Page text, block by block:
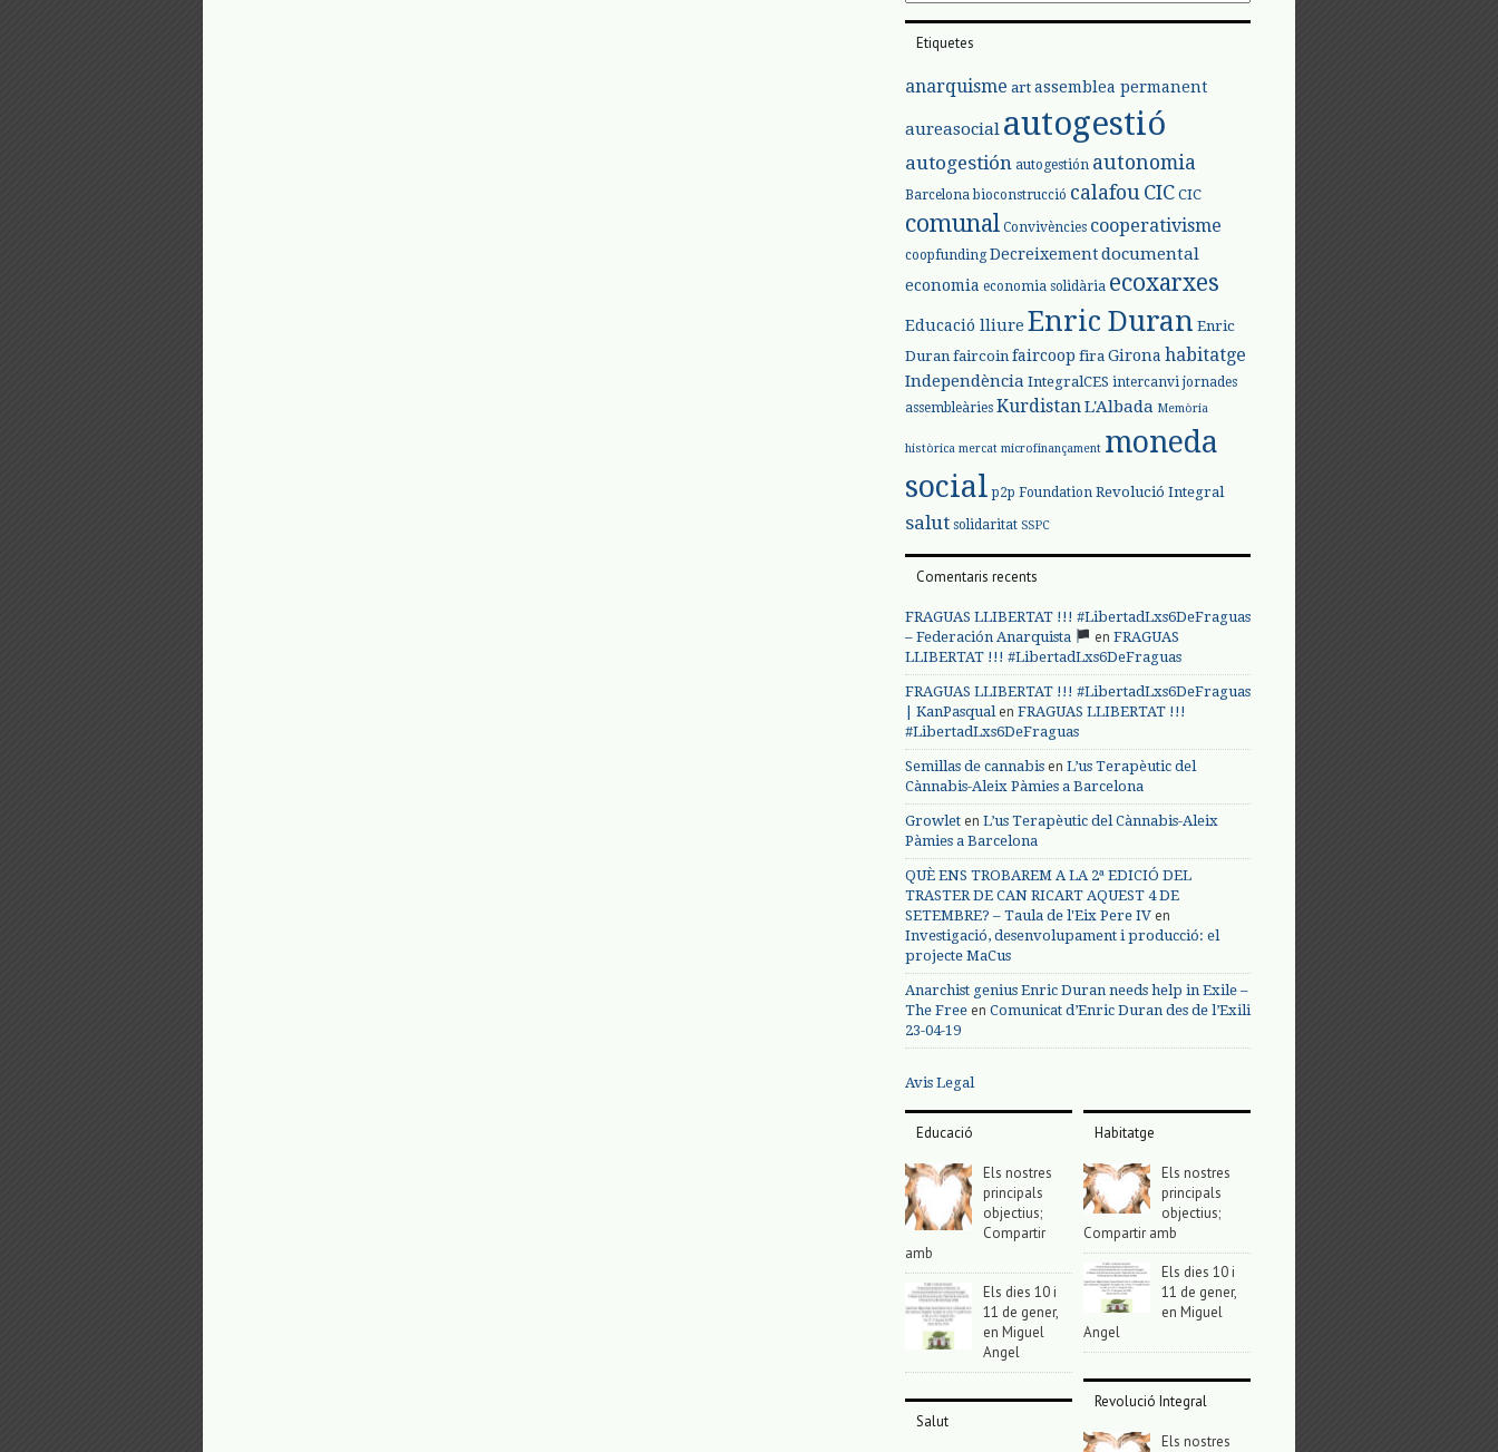
Etiquetes
anarquisme art assemblea permanent
aureasocial autogestió
autogestión autogestión autonomia
Barcelona bioconstrucció calafou CIC CIC
comunal Convivències cooperativisme
coopfunding Decreixementdocumental
economia economia solidària ecoxarxes
Educació lliure Enric Duran Enric
Duran faircoin faircoop fira Girona habitatge
Independència IntegralCES intercanvi jornades
assembleàries Kurdistan L'Albada Memòria
històrica mercat microfinançament moneda
social p2p Foundation Revolució Integral
salut solidaritat SSPC
Comentaris recents
FRAGUAS LLIBERTAT !!! #LibertadLxs6DeFraguas
– Federación Anarquista
en FRAGUAS
LLIBERTAT !!! #LibertadLxs6DeFraguas
FRAGUAS LLIBERTAT !!! #LibertadLxs6DeFraguas
| KanPasqualen FRAGUAS LLIBERTAT !!!
#LibertadLxs6DeFraguas
Semillas de cannabis en L’us Terapèutic del
Cànnabis-Aleix Pàmies a Barcelona
Growlet en L’us Terapèutic del Cànnabis-Aleix
Pàmies a Barcelona
QUÈ ENS TROBAREM A LA 2ª EDICIÓ DEL
TRASTER DE CAN RICART AQUEST 4 DE
SETEMBRE? – Taula de l'Eix Pere IV en
Investigació, desenvolupament i producció: el
projecte MaCus
Anarchist genius Enric Duran needs help in Exile –
The Free en Comunicat d’Enric Duran des de l’Exili
23-04-19
Avis Legal
Educació
Els nostres
principals
objectius;
Compartir
amb
Els dies 10 i
11 de gener,
en Miguel
Angel
Salut
Habitatge
Els nostres
principals
objectius;
Compartir amb
Els dies 10 i
11 de gener,
en Miguel
Angel
Revolució Integral
Els nostres